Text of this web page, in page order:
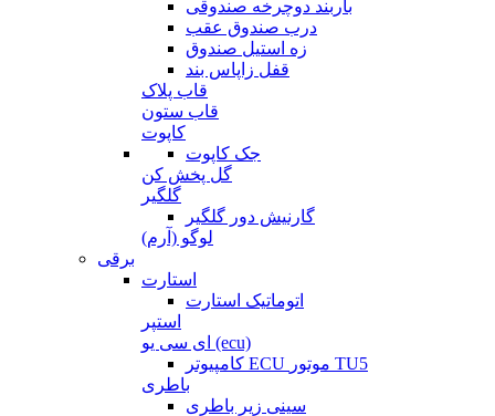
باربند دوچرخه صندوقی
درب صندوق عقب
زه استیل صندوق
قفل زاپاس بند
قاب پلاک
قاب ستون
کاپوت
جک کاپوت
گل پخش کن
گلگیر
گارنیش دور گلگیر
لوگو (آرم)
برقی
استارت
اتوماتیک استارت
استپر
ای سی یو (ecu)
کامپیوتر ECU موتور TU5
باطری
سینی زیر باطری